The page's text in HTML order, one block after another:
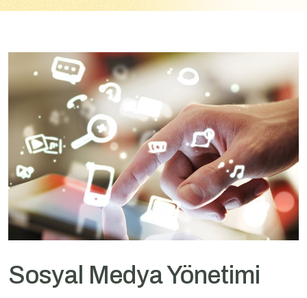
Sosyal Medya Yönetimi